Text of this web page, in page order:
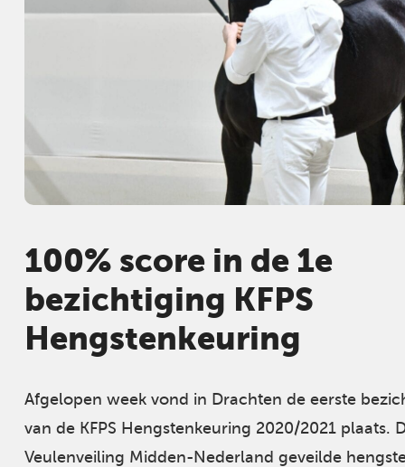
100% score in de 1e
bezichtiging KFPS
Hengstenkeuring
Afgelopen week vond in Drachten de eerste
van de KFPS Hengstenkeuring 2020/2021 plaats.
Veulenveiling Midden-Nederland geveilde